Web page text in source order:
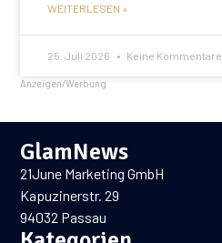
WEITERLESEN »
25. Juli 2026 Keine Kommentare
Anzeigen/Werbung
GlamNews
21June Marketing GmbH
Kapuzinerstr. 29
94032 Passau